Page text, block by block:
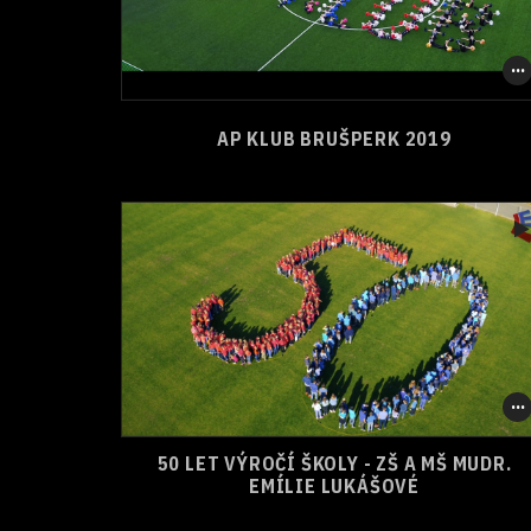
1 0 SHARE
AP KLUB BRUŠPERK 2019
0 0 SHARE
50 LET VÝROČÍ ŠKOLY - ZŠ A MŠ MUDR.
EMÍLIE LUKÁŠOVÉ